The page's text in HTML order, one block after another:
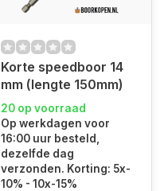
Korte speedboor 14
mm (lengte 150mm)
20 op voorraad
Op werkdagen voor
16:00 uur besteld,
dezelfde dag
verzonden. Korting: 5x-
10% - 10x-15%